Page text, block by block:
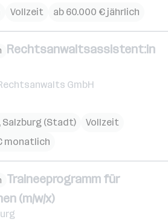
Vollzeit ab 60.000 € jährlich
Rechtsanwaltsassistent:in
Rechtsanwalts GmbH
, Salzburg (Stadt)
Vollzeit
monatlich
Traineeprogramm für
(m/w/x)